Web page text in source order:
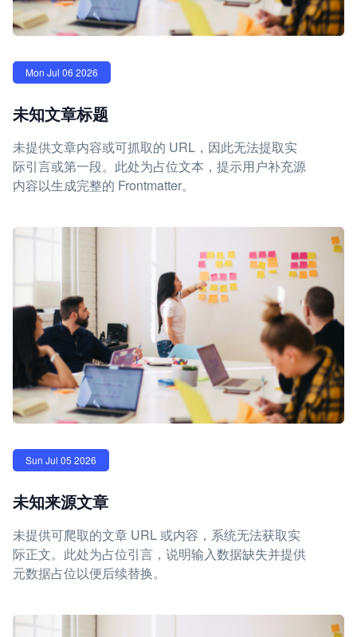
Mon Jul 06 2026
未知文章标题
未提供文章内容或可抓取的 URL，因此无法提取实
际引言或第一段。此处为占位文本，提示用户补充源
内容以生成完整的 Frontmatter。
Sun Jul 05 2026
未知来源文章
未提供可爬取的文章 URL 或内容，系统无法获取实
际正文。此处为占位引言，说明输入数据缺失并提供
元数据占位以便后续替换。